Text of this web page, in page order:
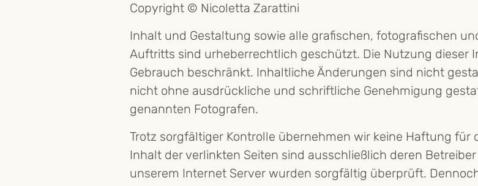
Copyright © Nicoletta Zarattini
Inhalt und Gestaltung sowie alle grafischen, fotografischen
Auftritts sind urheberrechtlich geschützt. Die Nutzung dieser
Gebrauch beschränkt. Inhaltliche Änderungen sind nicht
nicht ohne ausdrückliche und schriftliche Genehmigung
genannten Fotografen.
Trotz sorgfältiger Kontrolle übernehmen wir keine Haftung für
Inhalt der verlinkten Seiten sind ausschließlich deren
unserem Internet Server wurden sorgfältig überprüft.